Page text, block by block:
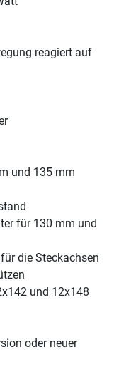
reagiert auf
und 135 mm
für 130 mm und
die Steckachsen
und 12x148
oder neuer